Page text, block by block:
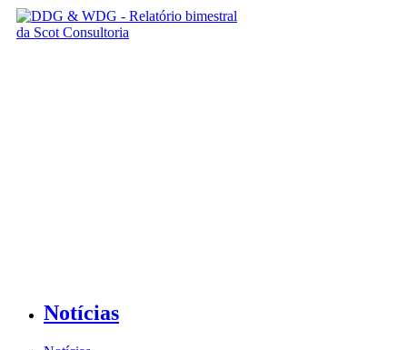
Notícias